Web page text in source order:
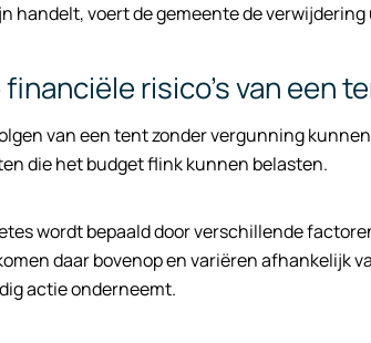
handelt, voert de gemeente de
risico’s van een
van een tent zonder vergunning
die het budget flink kunnen belasten.
wordt bepaald door verschillende
daar bovenop en variëren afhankelijk
actie onderneemt.